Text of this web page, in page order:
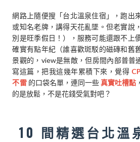
網路上隨便搜「台北溫泉住宿」，跑出
或知名老牌，講得天花亂墜。但老實說
別是旺季假日！），服務可能還跟不上
確實有點年紀（誰喜歡斑駁的磁磚和舊
景觀的，view是無敵，但房間內部普普
寫這篇，把我這幾年累積下來，覺得
不雷的口袋名單，連同一些真實吐槽點
的是放鬆，不是花錢受氣對吧？
10 間精選台北溫